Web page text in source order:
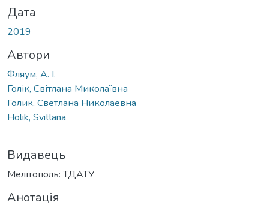
Дата
2019
Автори
Фляум, А. І.
Голік, Світлана Миколаївна
Голик, Светлана Николаевна
Holik, Svitlana
Видавець
Мелітополь: ТДАТУ
Анотація